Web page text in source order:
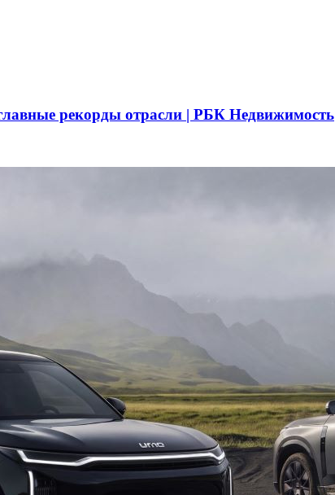
рекорды отрасли | РБК Недвижимость